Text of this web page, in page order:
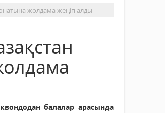
жолдама жеңіп алды
балалар арасында